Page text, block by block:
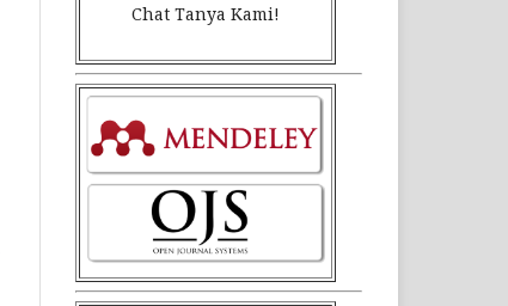
Chat Tanya Kami!